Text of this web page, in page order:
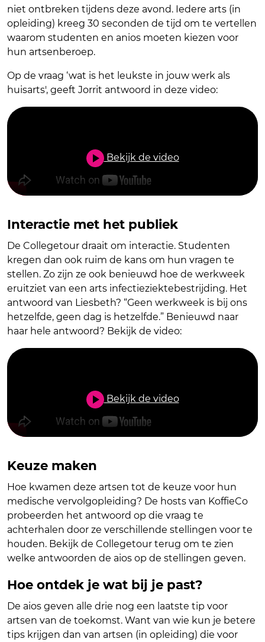
niet ontbreken tijdens deze avond. Iedere arts (in
opleiding) kreeg 30 seconden de tijd om te vertellen
waarom studenten en anios moeten kiezen voor
hun artsenberoep.
Op de vraag ‘wat is het leukste in jouw werk als
huisarts', geeft Jorrit antwoord in deze video:
Bekijk de video
Interactie met het publiek
De Collegetour draait om interactie. Studenten
kregen dan ook ruim de kans om hun vragen te
stellen. Zo zijn ze ook benieuwd hoe de werkweek
eruitziet van een arts infectieziektebestrijding. Het
antwoord van Liesbeth? “Geen werkweek is bij ons
hetzelfde, geen dag is hetzelfde.” Benieuwd naar
haar hele antwoord? Bekijk de video:
Bekijk de video
Keuze maken
Hoe kwamen deze artsen tot de keuze voor hun
medische vervolgopleiding? De hosts van KoffieCo
probeerden het antwoord op die vraag te
achterhalen door ze verschillende stellingen voor te
houden. Bekijk de Collegetour terug om te zien
welke antwoorden de aios op de stellingen geven.
Hoe ontdek je wat bij je past?
De aios geven alle drie nog een laatste tip voor
artsen van de toekomst. Want van wie kun je betere
tips krijgen dan van artsen (in opleiding) die voor